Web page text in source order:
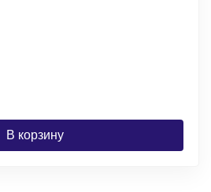
В корзину